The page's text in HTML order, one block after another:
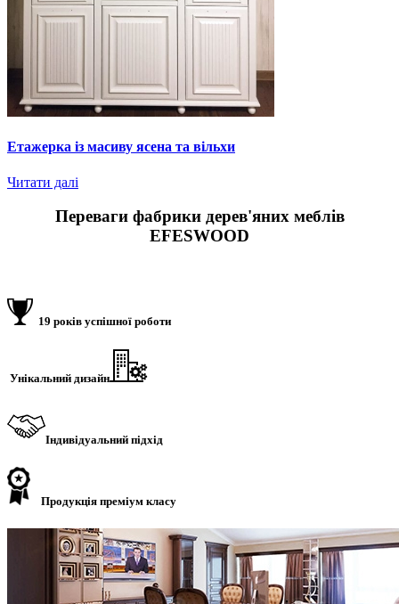
Етажерка із масиву ясена та вільхи
Читати далі
Переваги фабрики дерев'яних меблів
EFESWOOD
19 років успішної роботи
Унікальний дизайн
Індивідуальний підхід
Продукція преміум класу